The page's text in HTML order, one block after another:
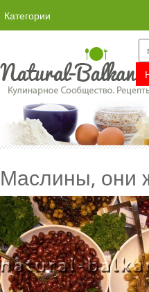
Категории
Маслины, они